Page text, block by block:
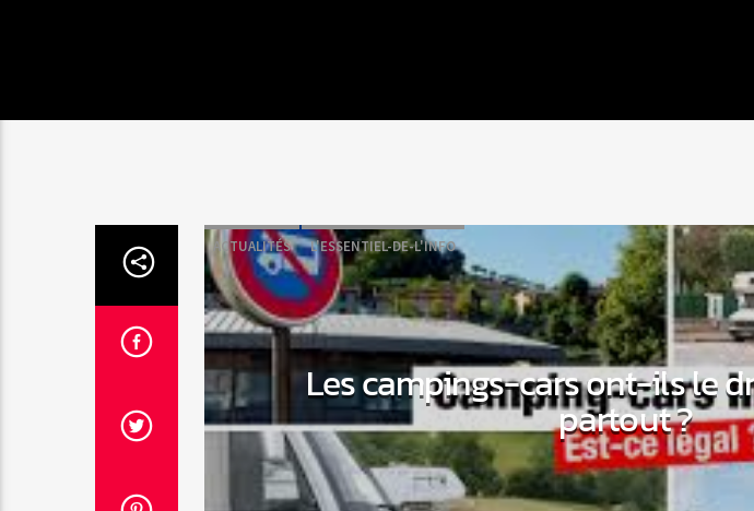
ACTUALITÉS L'ESSENTIEL-DE-L'INFO
Les campings-cars ont-ils le
partout ?